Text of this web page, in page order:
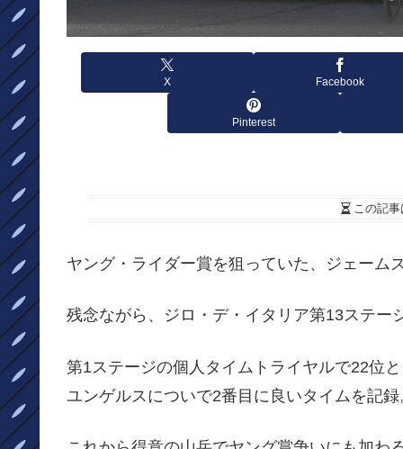
X Facebook
Pinterest
この記事
ヤング・ライダー賞を狙っていた、ジェーム
残念ながら、ジロ・デ・イタリア第13ステー
第1ステージの個人タイムトライヤルで22位
ユンゲルスについで2番目に良いタイムを記録